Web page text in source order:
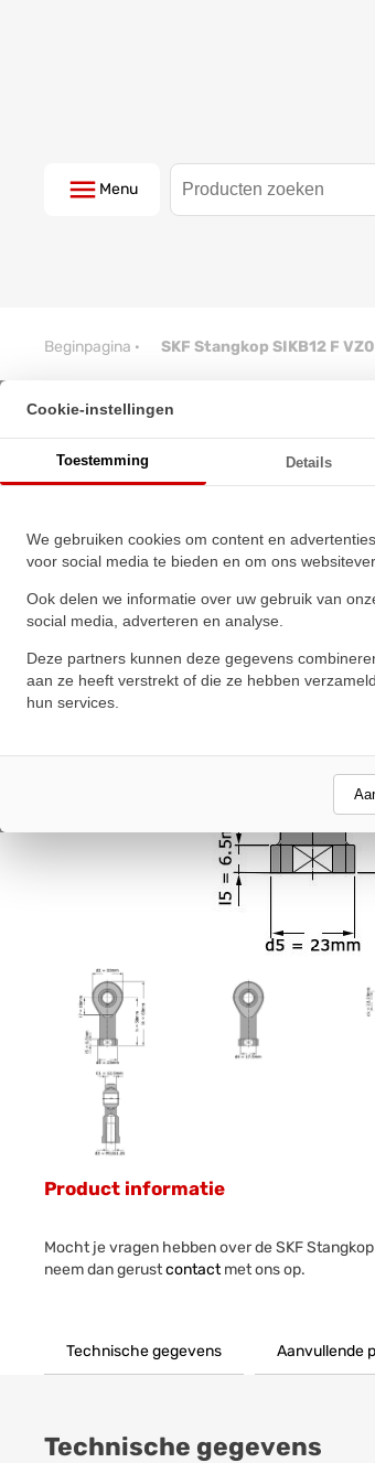
Menu
Beginpagina · SKF Stangkop SIKB12 F
Cookie-instellingen
Toestemming Details
We gebruiken cookies om content en
voor social media te bieden en om ons
Ook delen we informatie over uw gebruik van
social media, adverteren en analyse.
Deze partners kunnen deze gegevens
aan ze heeft verstrekt of die ze hebben
hun services.
SKF Stangkop SIKB12
★★★★★
★★★★★
Product informatie
Mocht je vragen hebben over de SKF Stangkop
neem dan gerustcontactmet ons op.
Technische gegevens Aanvullende
Technische gegevens